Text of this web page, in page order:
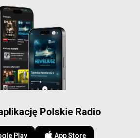
Polskie Radio
Play App Store